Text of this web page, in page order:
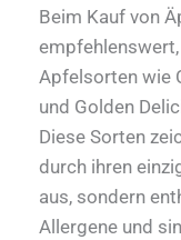
Beim Kauf von
Apfelsorten wie
und Golden
Diese Sorten
durch ihren
aus, sondern
Allergene und